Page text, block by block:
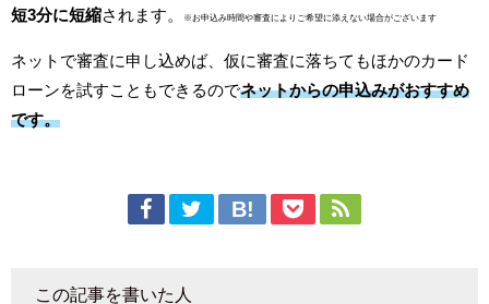
短3分に短縮されます。 ※お申込み時間や審査によりご希望に添えない場合がございます
ネットで審査に申し込めば、仮に審査に落ちてもほかのカード
ローンを試すこともできるのでネットからの申込みがおすすめ
です。
この記事を書いた人